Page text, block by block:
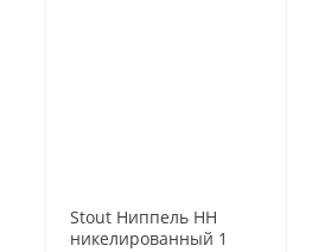
Stout Ниппель HH
никелированный 1